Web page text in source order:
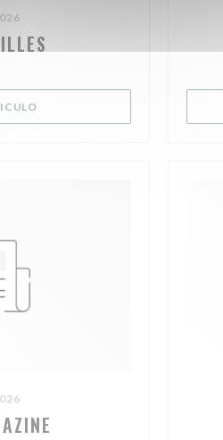
((ABRE EN UNA NUEVA